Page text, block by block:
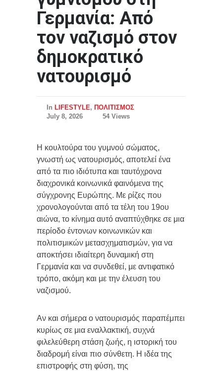
Γερμανία: Από
τον ναζισμό στον
δημοκρατικό
νατουρισμό
In LIFESTYLE, ΠΟΛΙΤΙΣΜΟΣ
July 8, 2026
54 Views
Η κουλτούρα του γυμνού σώματος,
γνωστή ως νατουρισμός, αποτελεί ένα
από τα πιο ιδιότυπα και ταυτόχρονα
διαχρονικά κοινωνικά φαινόμενα της
σύγχρονης Ευρώπης. Με ρίζες που
χρονολογούνται από τα τέλη του 19ου
αιώνα, το κίνημα αυτό αναπτύχθηκε σε μια
περίοδο έντονων κοινωνικών και
πολιτισμικών μετασχηματισμών, για να
αποκτήσει ιδιαίτερη δυναμική στη
Γερμανία και να συνδεθεί, με αντιφατικό
τρόπο, ακόμη και με την έλευση του
ναζισμού.
Αν και σήμερα ο νατουρισμός παραπέμπει
κυρίως σε μια εναλλακτική, συχνά
φιλελεύθερη στάση ζωής, η ιστορική του
διαδρομή είναι πιο σύνθετη. Η ιδέα της
επιστροφής στη φύση, της